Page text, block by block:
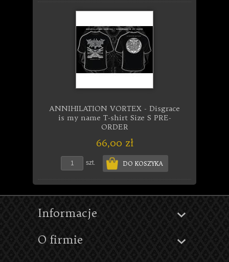
ANNIHILATION VORTEX - Disgrace
is my name T-shirt Size S PRE-
ORDER
66,00 zł
szt. DO KOSZYKA
Informacje
O firmie